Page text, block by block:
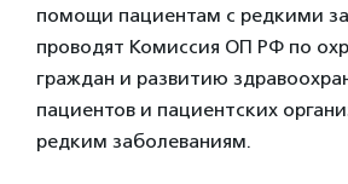
помощи пациентам с редкими
проводят Комиссия ОП РФ по
граждан и развитию
пациентов и пациентских
редким заболеваниям.